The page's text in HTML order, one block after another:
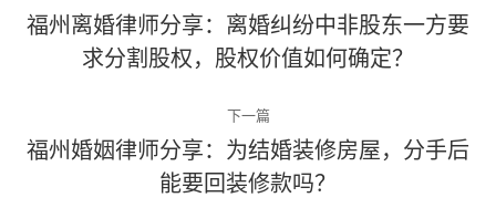
章
上
一
章：
福州离婚律师分享：离婚纠纷中非股东一方要
求分割股权，股权价值如何确定？
下一篇
下
一
福州婚姻律师分享：为结婚装修房屋，分手后
能要回装修款吗？